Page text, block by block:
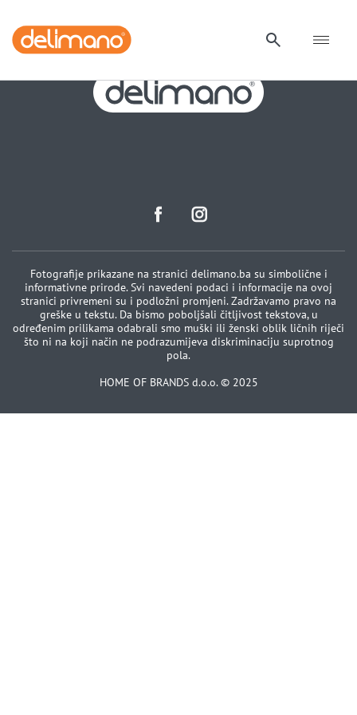
Fotografije prikazane na stranici delimano.ba su simbolične i
informativne prirode. Svi navedeni podaci i informacije na ovoj
stranici privremeni su i podložni promjeni. Zadržavamo pravo na
greške u tekstu. Da bismo poboljšali čitljivost tekstova, u
određenim prilikama odabrali smo muški ili ženski oblik ličnih riječi
što ni na koji način ne podrazumijeva diskriminaciju suprotnog
pola.
HOME OF BRANDS d.o.o. © 2025